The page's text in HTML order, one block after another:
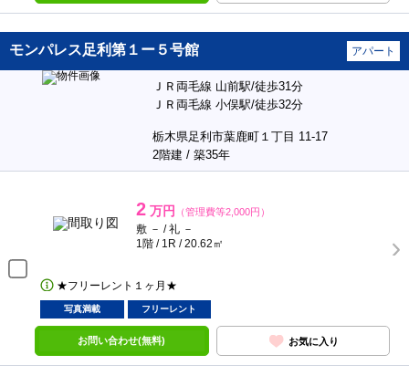
モンパレス足利第１ー５号館 アパート
ＪＲ両毛線 山前駅/徒歩31分
ＪＲ両毛線 小俣駅/徒歩32分
栃木県足利市葉鹿町１丁目 11-17
2階建 / 築35年
2 万円 （管理費等2,000円）
敷 － / 礼 －
1階 / 1R / 20.62㎡
★フリーレント１ヶ月★
写真満載 フリーレント
お問い合わせ(無料) お気に入り